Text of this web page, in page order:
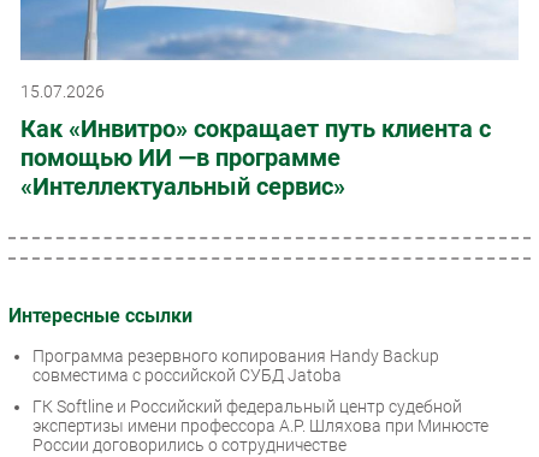
15.07.2026
Как «Инвитро» сокращает путь клиента с
помощью ИИ —в программе
«Интеллектуальный сервис»
Интересные ссылки
Программа резервного копирования Handy Backup
совместима с российской СУБД Jatoba
ГК Softline и Российский федеральный центр судебной
экспертизы имени профессора А.Р. Шляхова при Минюсте
России договорились о сотрудничестве